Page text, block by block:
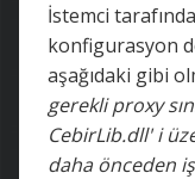
İstemci
konfigurasyon
aşağıdaki gibi
gerekli proxy
CebirLib.dll' i
daha önceden